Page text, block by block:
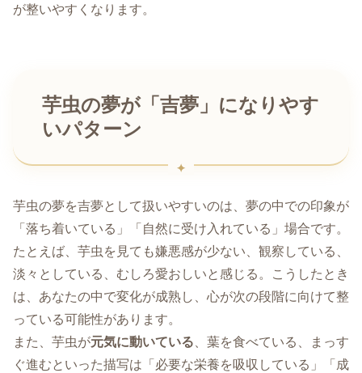
が整いやすくなります。
芋虫の夢が「吉夢」になりやす
いパターン
芋虫の夢を吉夢として扱いやすいのは、夢の中での印象が
「落ち着いている」「自然に受け入れている」場合です。
たとえば、芋虫を見ても嫌悪感が少ない、観察している、
淡々としている、むしろ愛おしいと感じる。こうしたとき
は、あなたの中で変化が成熟し、心が次の段階に向けて整
っている可能性があります。
また、芋虫が元気に動いている 、葉を食べている、まっす
ぐ進むといった描写は「必要な栄養を吸収している」「成